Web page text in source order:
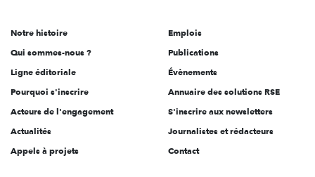
l'engagement
Notre histoire
Qui sommes-nous ?
Ligne éditoriale
Pourquoi s'inscrire
Acteurs de l'engagement
Actualités
Appels à projets
Emplois
Publications
Évènements
Annuaire des solutions RSE
S'inscrire aux newsletters
Journalistes et rédacteurs
Contact